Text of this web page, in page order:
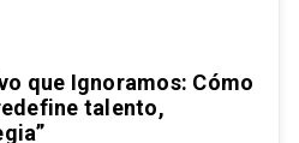
que Ignoramos: Cómo
talento,